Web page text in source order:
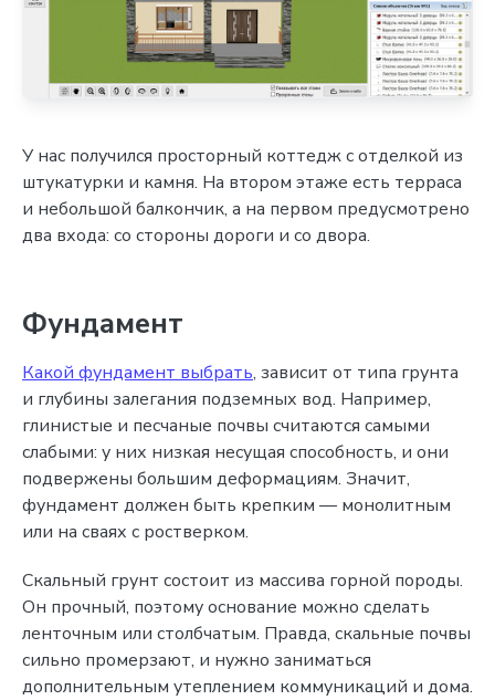
У нас получился просторный коттедж с отделкой из
штукатурки и камня. На втором этаже есть терраса
и небольшой балкончик, а на первом предусмотрено
два входа: со стороны дороги и со двора.
Фундамент
Какой фундамент выбрать, зависит от типа грунта
и глубины залегания подземных вод. Например,
глинистые и песчаные почвы считаются самыми
слабыми: у них низкая несущая способность, и они
подвержены большим деформациям. Значит,
фундамент должен быть крепким — монолитным
или на сваях с ростверком.
Скальный грунт состоит из массива горной породы.
Он прочный, поэтому основание можно сделать
ленточным или столбчатым. Правда, скальные почвы
сильно промерзают, и нужно заниматься
дополнительным утеплением коммуникаций и дома.